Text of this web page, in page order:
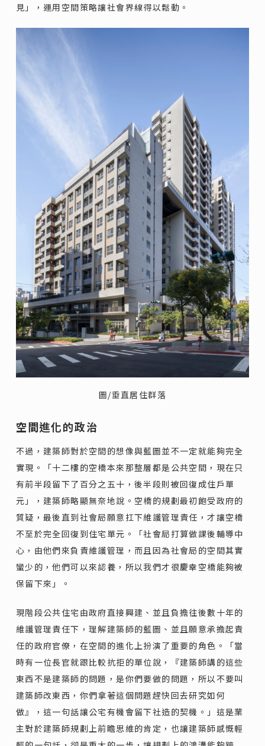
見」，運用空間策略讓社會界線得以鬆動。
圖/垂直居住群落
空間進化的政治
不過，建築師對於空間的想像與藍圖並不一定就能夠完全
實現。「十二樓的空橋本來那整層都是公共空間，現在只
有前半段留下了百分之五十，後半段則被回復成住戶單
元」，建築師略顯無奈地說。空橋的規劃最初飽受政府的
質疑，最後直到社會局願意扛下維護管理責任，才讓空橋
不至於完全回復到住宅單元。「社會局打算做課後輔導中
心，由他們來負責維護管理，而且因為社會局的空間其實
蠻少的，他們可以來認養，所以我們才很慶幸空橋能夠被
保留下來」。
現階段公共住宅由政府直接興建、並且負擔往後數十年的
維護管理責任下，理解建築師的藍圖、並且願意承擔起責
任的政府官僚，在空間的進化上扮演了重要的角色。「當
時有一位長官就跟比較抗拒的單位說，『建築師講的這些
東西不是建築師的問題，是你們要做的問題，所以不要叫
建築師改東西，你們拿著這個問題趕快回去研究如何
做』，這一句話讓公宅有機會留下社造的契機。」這是業
主對於建築師規劃上前瞻思維的肯定，也讓建築師感慨輕